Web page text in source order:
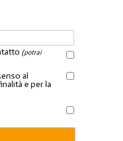
(potrai
al
e per la